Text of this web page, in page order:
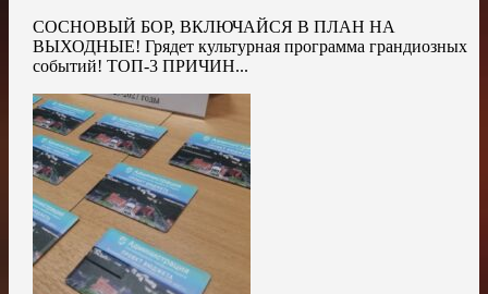
СОСНОВЫЙ БОР, ВКЛЮЧАЙСЯ В ПЛАН НА
ВЫХОДНЫЕ! Грядет культурная программа грандиозных
событий! ТОП-3 ПРИЧИН...